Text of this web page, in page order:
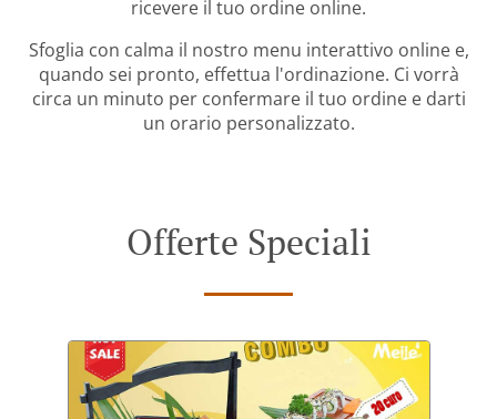
ricevere il tuo ordine online.
Sfoglia con calma il nostro menu interattivo online e,
quando sei pronto, effettua l'ordinazione. Ci vorrà
circa un minuto per confermare il tuo ordine e darti
un orario personalizzato.
Offerte Speciali